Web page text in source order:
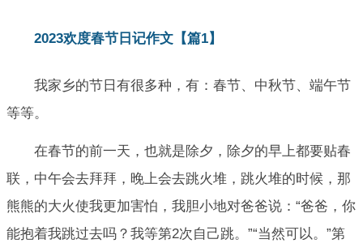
2023欢度春节日记作文【篇1】
我家乡的节日有很多种，有：春节、中秋节、端午节
等等。
在春节的前一天，也就是除夕，除夕的早上都要贴春
联，中午会去拜拜，晚上会去跳火堆，跳火堆的时候，那
熊熊的大火使我更加害怕，我胆小地对爸爸说：“爸爸，你
能抱着我跳过去吗？我等第2次自己跳。”“当然可以。”第